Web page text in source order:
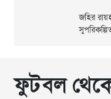
জহির
ফুটবল